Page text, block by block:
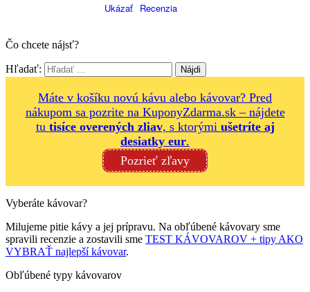
Ukázať Recenzia
Čo chcete nájsť?
Hľadať:
Máte v košíku novú kávu alebo kávovar? Pred
nákupom sa pozrite na KuponyZdarma.sk – nájdete
tu tisíce overených zliav, s ktorými ušetríte aj
desiatky eur.
Pozrieť zľavy
Vyberáte kávovar?
Milujeme pitie kávy a jej prípravu. Na obľúbené kávovary sme
spravili recenzie a zostavili sme TEST KÁVOVAROV + tipy AKO
VYBRAŤ najlepší kávovar.
Obľúbené typy kávovarov